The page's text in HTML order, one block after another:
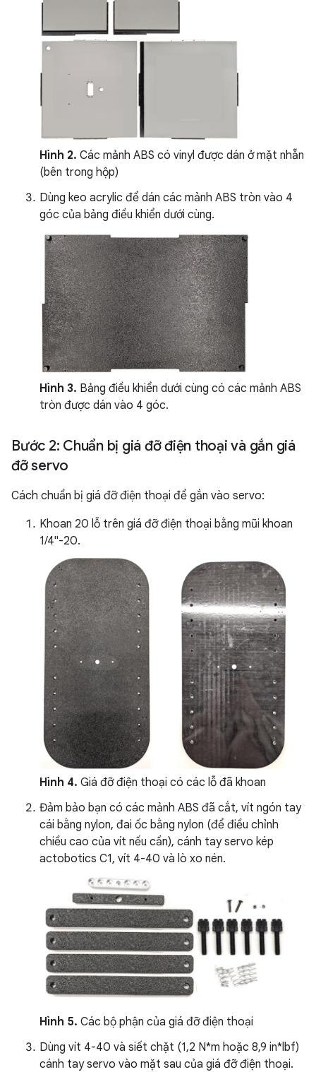
Hình 2. Các mảnh ABS có vinyl được dán ở mặt nhẵn
(bên trong hộp)
Dùng keo acrylic để dán các mảnh ABS tròn vào 4
góc của bảng điều khiển dưới cùng.
Hình 3. Bảng điều khiển dưới cùng có các mảnh ABS
tròn được dán vào 4 góc.
Bước 2: Chuẩn bị giá đỡ điện thoại và gắn giá
đỡ servo
Cách chuẩn bị giá đỡ điện thoại để gắn vào servo:
Khoan 20 lỗ trên giá đỡ điện thoại bằng mũi khoan
1/4"-20.
Hình 4. Giá đỡ điện thoại có các lỗ đã khoan
Đảm bảo bạn có các mảnh ABS đã cắt, vít ngón tay
cái bằng nylon, đai ốc bằng nylon (để điều chỉnh
chiều cao của vít nếu cần), cánh tay servo kép
actobotics C1, vít 4-40 và lò xo nén.
Hình 5. Các bộ phận của giá đỡ điện thoại
Dùng vít 4-40 và siết chặt (1,2 N*m hoặc 8,9 in*lbf)
cánh tay servo vào mặt sau của giá đỡ điện thoại.